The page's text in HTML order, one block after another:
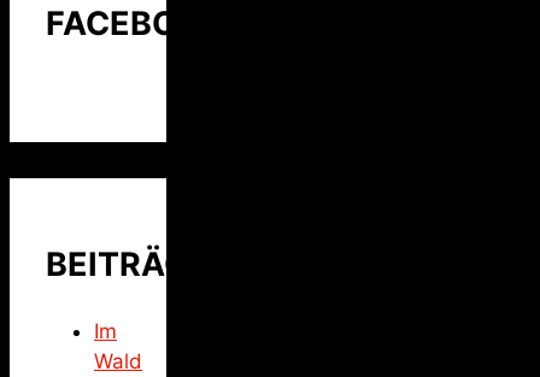
FACEBOOK
BEITRÄGE
Im
Wald